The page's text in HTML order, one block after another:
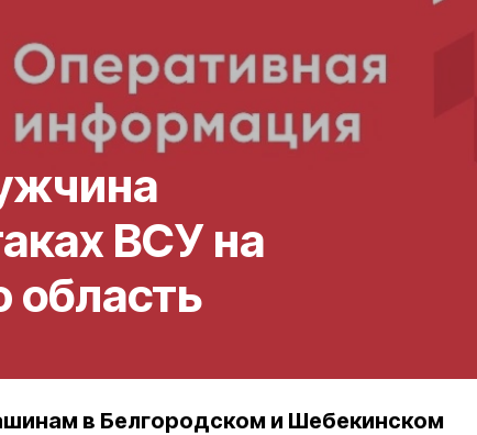
ВСУ на
область
в Белгородском и Шебекинском